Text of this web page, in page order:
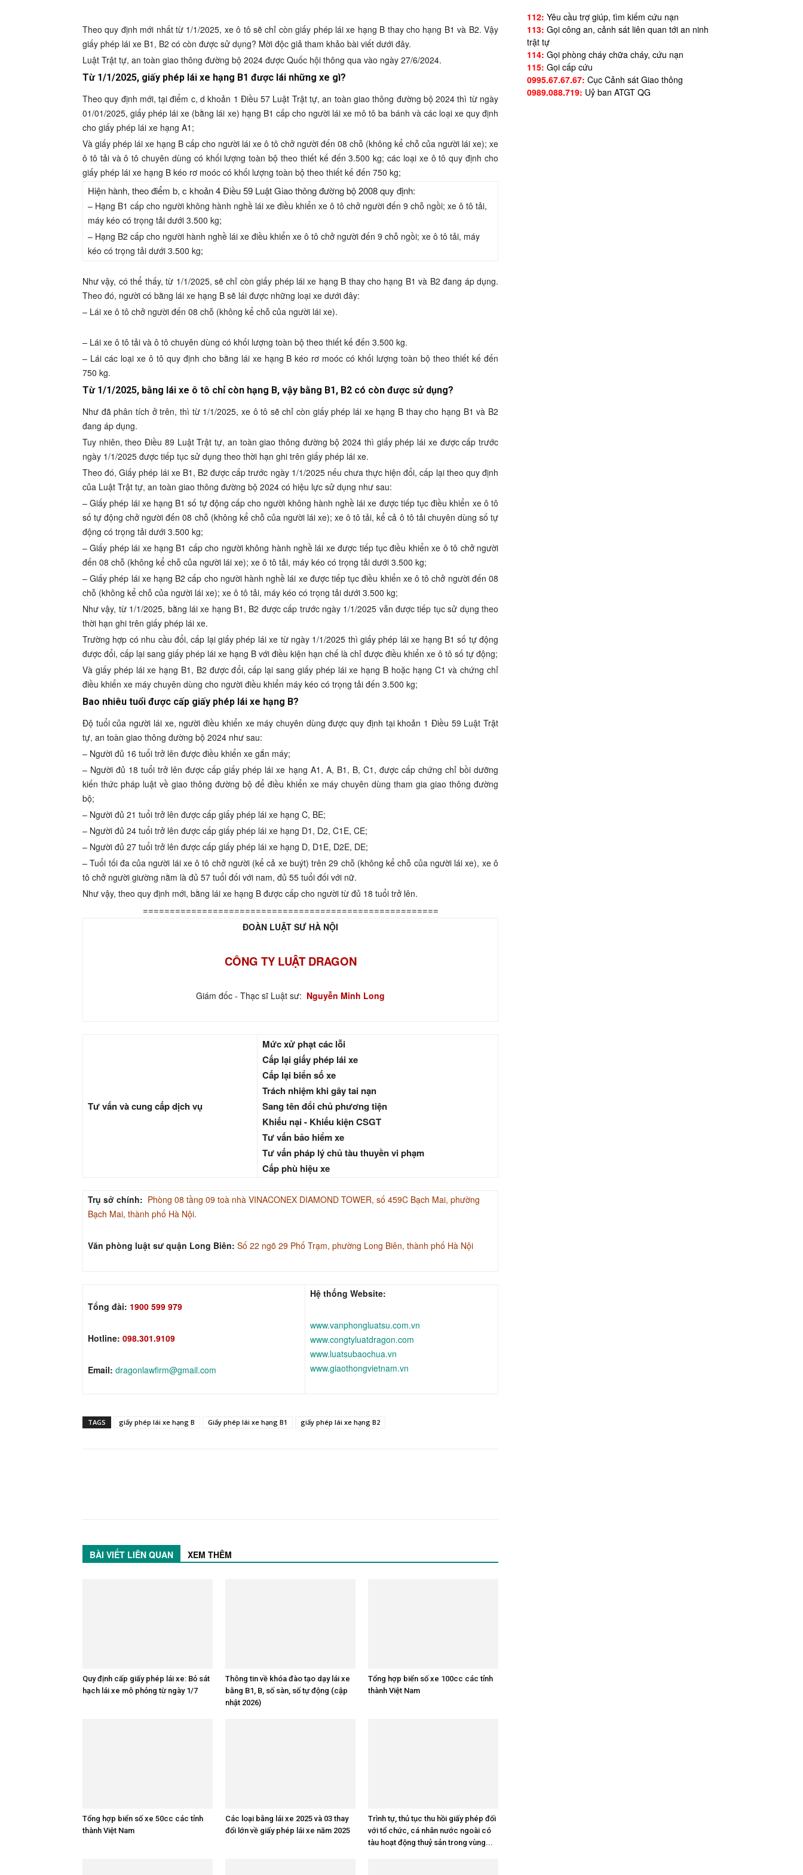
Theo quy định mới nhất từ 1/1/2025, xe ô tô sẽ chỉ còn giấy phép lái xe hạng B thay cho hạng B1 và B2. Vậy
giấy phép lái xe B1, B2 có còn được sử dụng? Mời độc giả tham khảo bài viết dưới đây.
Luật Trật tự, an toàn giao thông đường bộ 2024 được Quốc hội thông qua vào ngày 27/6/2024.
Từ 1/1/2025, giấy phép lái xe hạng B1 được lái những xe gì?
Theo quy định mới, tại điểm c, d khoản 1 Điều 57 Luật Trật tự, an toàn giao thông đường bộ 2024 thì từ ngày
01/01/2025, giấy phép lái xe (bằng lái xe) hạng B1 cấp cho người lái xe mô tô ba bánh và các loại xe quy định
cho giấy phép lái xe hạng A1;
Và giấy phép lái xe hạng B cấp cho người lái xe ô tô chở người đến 08 chỗ (không kể chỗ của người lái xe); xe
ô tô tải và ô tô chuyên dùng có khối lượng toàn bộ theo thiết kế đến 3.500 kg; các loại xe ô tô quy định cho
giấy phép lái xe hạng B kéo rơ moóc có khối lượng toàn bộ theo thiết kế đến 750 kg;
Hiện hành, theo điểm b, c khoản 4 Điều 59 Luật Giao thông đường bộ 2008 quy định:
– Hạng B1 cấp cho người không hành nghề lái xe điều khiển xe ô tô chở người đến 9 chỗ ngồi; xe ô tô tải,
máy kéo có trọng tải dưới 3.500 kg;
– Hạng B2 cấp cho người hành nghề lái xe điều khiển xe ô tô chở người đến 9 chỗ ngồi; xe ô tô tải, máy
kéo có trọng tải dưới 3.500 kg;
Như vậy, có thể thấy, từ 1/1/2025, sẽ chỉ còn giấy phép lái xe hạng B thay cho hạng B1 và B2 đang áp dụng.
Theo đó, người có bằng lái xe hạng B sẽ lái được những loại xe dưới đây:
– Lái xe ô tô chở người đến 08 chỗ (không kể chỗ của người lái xe).
– Lái xe ô tô tải và ô tô chuyên dùng có khối lượng toàn bộ theo thiết kế đến 3.500 kg.
– Lái các loại xe ô tô quy định cho bằng lái xe hạng B kéo rơ moóc có khối lượng toàn bộ theo thiết kế đến
750 kg.
Từ 1/1/2025, bằng lái xe ô tô chỉ còn hạng B, vậy bằng B1, B2 có còn được sử dụng?
Như đã phân tích ở trên, thì từ 1/1/2025, xe ô tô sẽ chỉ còn giấy phép lái xe hạng B thay cho hạng B1 và B2
đang áp dụng.
Tuy nhiên, theo Điều 89 Luật Trật tự, an toàn giao thông đường bộ 2024 thì giấy phép lái xe được cấp trước
ngày 1/1/2025 được tiếp tục sử dụng theo thời hạn ghi trên giấy phép lái xe.
Theo đó, Giấy phép lái xe B1, B2 được cấp trước ngày 1/1/2025 nếu chưa thực hiện đổi, cấp lại theo quy định
của Luật Trật tự, an toàn giao thông đường bộ 2024 có hiệu lực sử dụng như sau:
– Giấy phép lái xe hạng B1 số tự động cấp cho người không hành nghề lái xe được tiếp tục điều khiển xe ô tô
số tự động chở người đến 08 chỗ (không kể chỗ của người lái xe); xe ô tô tải, kể cả ô tô tải chuyên dùng số tự
động có trọng tải dưới 3.500 kg;
– Giấy phép lái xe hạng B1 cấp cho người không hành nghề lái xe được tiếp tục điều khiển xe ô tô chở người
đến 08 chỗ (không kể chỗ của người lái xe); xe ô tô tải, máy kéo có trọng tải dưới 3.500 kg;
– Giấy phép lái xe hạng B2 cấp cho người hành nghề lái xe được tiếp tục điều khiển xe ô tô chở người đến 08
chỗ (không kể chỗ của người lái xe); xe ô tô tải, máy kéo có trọng tải dưới 3.500 kg;
Như vậy, từ 1/1/2025, bằng lái xe hạng B1, B2 được cấp trước ngày 1/1/2025 vẫn được tiếp tục sử dụng theo
thời hạn ghi trên giấy phép lái xe.
Trường hợp có nhu cầu đổi, cấp lại giấy phép lái xe từ ngày 1/1/2025 thì giấy phép lái xe hạng B1 số tự động
được đổi, cấp lại sang giấy phép lái xe hạng B với điều kiện hạn chế là chỉ được điều khiển xe ô tô số tự động;
Và giấy phép lái xe hạng B1, B2 được đổi, cấp lại sang giấy phép lái xe hạng B hoặc hạng C1 và chứng chỉ
điều khiển xe máy chuyên dùng cho người điều khiển máy kéo có trọng tải đến 3.500 kg;
Bao nhiêu tuổi được cấp giấy phép lái xe hạng B?
Độ tuổi của người lái xe, người điều khiển xe máy chuyên dùng được quy định tại khoản 1 Điều 59 Luật Trật
tự, an toàn giao thông đường bộ 2024 như sau:
– Người đủ 16 tuổi trở lên được điều khiển xe gắn máy;
– Người đủ 18 tuổi trở lên được cấp giấy phép lái xe hạng A1, A, B1, B, C1, được cấp chứng chỉ bồi dưỡng
kiến thức pháp luật về giao thông đường bộ để điều khiển xe máy chuyên dùng tham gia giao thông đường
bộ;
– Người đủ 21 tuổi trở lên được cấp giấy phép lái xe hạng C, BE;
– Người đủ 24 tuổi trở lên được cấp giấy phép lái xe hạng D1, D2, C1E, CE;
– Người đủ 27 tuổi trở lên được cấp giấy phép lái xe hạng D, D1E, D2E, DE;
– Tuổi tối đa của người lái xe ô tô chở người (kể cả xe buýt) trên 29 chỗ (không kể chỗ của người lái xe), xe ô
tô chở người giường nằm là đủ 57 tuổi đối với nam, đủ 55 tuổi đối với nữ.
Như vậy, theo quy định mới, bằng lái xe hạng B được cấp cho người từ đủ 18 tuổi trở lên.
=======================================================
ĐOÀN LUẬT SƯ HÀ NỘI
CÔNG TY LUẬT DRAGON
Giám đốc - Thạc sĩ Luật sư: Nguyễn Minh Long
Tư vấn và cung cấp dịch vụ
Mức xử phạt các lỗi
Cấp lại giấy phép lái xe
Cấp lại biển số xe
Trách nhiệm khi gây tai nạn
Sang tên đổi chủ phương tiện
Khiếu nại - Khiếu kiện CSGT
Tư vấn bảo hiểm xe
Tư vấn pháp lý chủ tàu thuyền vi phạm
Cấp phù hiệu xe
Trụ sở chính: Phòng 08 tầng 09 toà nhà VINACONEX DIAMOND TOWER, số 459C Bạch Mai, phường
Bạch Mai, thành phố Hà Nội.
Văn phòng luật sư quận Long Biên: Số 22 ngõ 29 Phố Trạm, phường Long Biên, thành phố Hà Nội
Tổng đài: 1900 599 979
Hotline: 098.301.9109
Email: dragonlawfirm@gmail.com
Hệ thống Website:
www.vanphongluatsu.com.vn
www.congtyluatdragon.com
www.luatsubaochua.vn
www.giaothongvietnam.vn
TAGS giấy phép lái xe hạng B Giấy phép lái xe hạng B1 giấy phép lái xe hạng B2
BÀI VIẾT LIÊN QUAN XEM THÊM
Quy định cấp giấy phép lái xe: Bỏ sát
hạch lái xe mô phỏng từ ngày 1/7
Thông tin về khóa đào tạo dạy lái xe
bằng B1, B, số sàn, số tự động (cập
nhật 2026)
Tổng hợp biển số xe 100cc các tỉnh
thành Việt Nam
Tổng hợp biển số xe 50cc các tỉnh
thành Việt Nam
Các loại bằng lái xe 2025 và 03 thay
đổi lớn về giấy phép lái xe năm 2025
Trình tự, thủ tục thu hồi giấy phép đối
với tổ chức, cá nhân nước ngoài có
tàu hoạt động thuỷ sản trong vùng...
112: Yêu cầu trợ giúp, tìm kiếm cứu nạn
113: Gọi công an, cảnh sát liên quan tới an ninh
trật tự
114: Gọi phòng cháy chữa cháy, cứu nạn
115: Gọi cấp cứu
0995.67.67.67: Cục Cảnh sát Giao thông
0989.088.719: Uỷ ban ATGT QG